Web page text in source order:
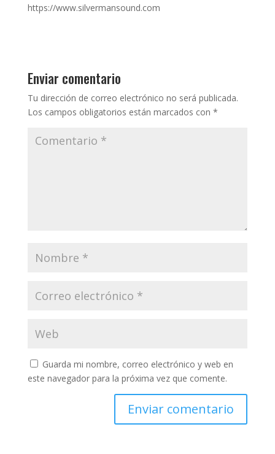
https://www.silvermansound.com
Enviar comentario
Tu dirección de correo electrónico no será publicada.
Los campos obligatorios están marcados con *
Guarda mi nombre, correo electrónico y web en
este navegador para la próxima vez que comente.